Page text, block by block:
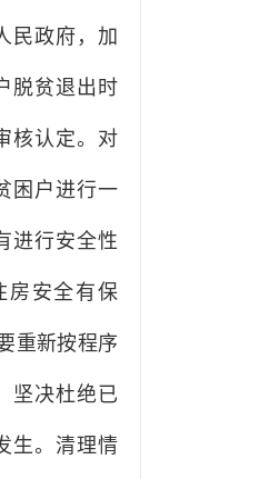
民政府，加
脱贫退出时
核认定。对
困户进行一
进行安全性
房安全有保
重新按程序
坚决杜绝已
生。清理情